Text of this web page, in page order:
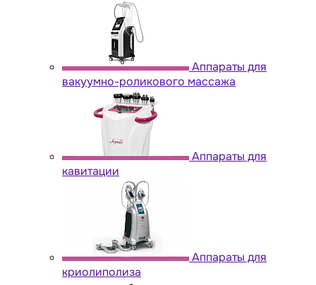
Аппараты для
вакуумно-роликового массажа
Аппараты для
кавитации
Аппараты для
криолиполиза